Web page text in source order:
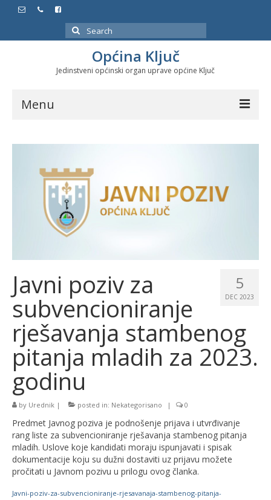
Search
for:
Općina Ključ
Jedinstveni općinski organ uprave općine Ključ
Menu
Javne nabavke
Značajni datumi i manifestacije
Program energetske efikasnosti u stambenom
5
DEC 2023
Javni poziv za
subvencioniranje
rješavanja stambenog
pitanja mladih za 2023.
godinu
by Urednik | posted in: Nekategorisano | 0
Predmet Javnog poziva je podnošenje prijava i utvrđivanje
rang liste za subvencioniranje rješavanja stambenog pitanja
mladih. Uslove koje kandidati moraju ispunjavati i spisak
dokumentacije koju su dužni dostaviti uz prijavu možete
pročitati u Javnom pozivu u prilogu ovog članka.
Javni-poziv-za-subvencioniranje-rjesavanaja-stambenog-pitanja-